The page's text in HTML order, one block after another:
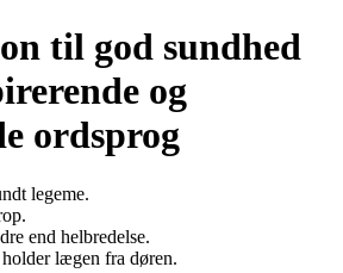
til god sundhed
og
ordsprog
legeme.
end helbredelse.
lægen fra døren.